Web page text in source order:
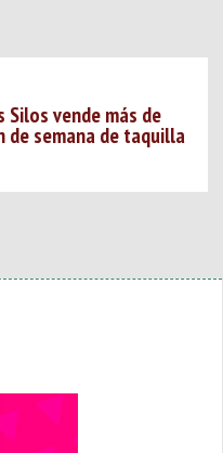
Silos vende más de
de semana de taquilla